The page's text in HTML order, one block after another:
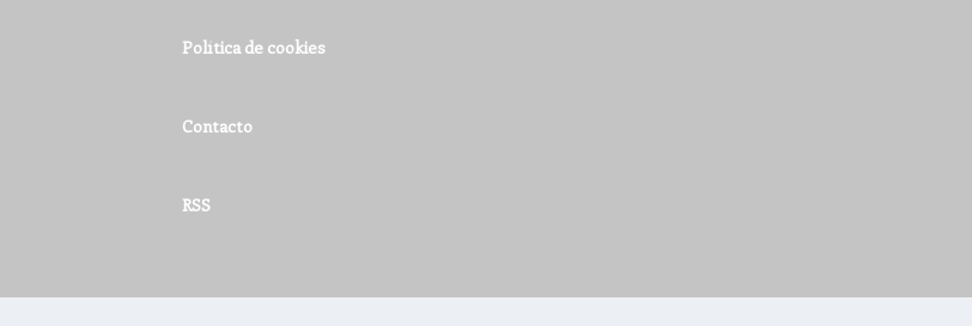
Política de cookies
Contacto
RSS